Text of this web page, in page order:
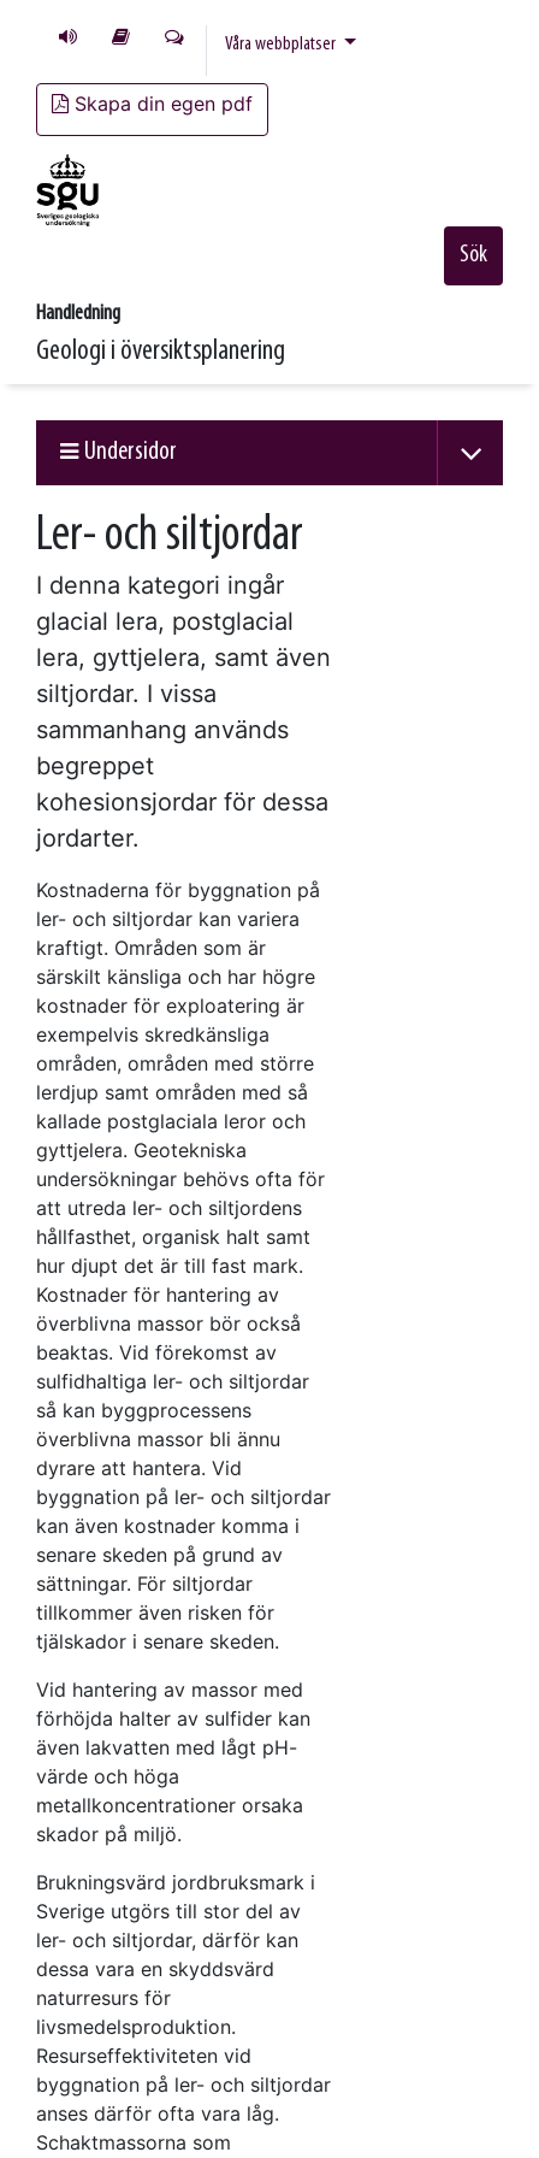
Våra webbplatser
Skapa din egen pdf
Handledning
Geologi i översikts­planering
Sök
Undersidor
Ler- och siltjordar
I denna kategori ingår
glacial lera, postglacial
lera, gyttjelera, samt även
siltjordar. I vissa
sammanhang används
begreppet
kohesionsjordar för dessa
jordarter.
Kostnaderna för byggnation på
ler- och siltjordar kan variera
kraftigt. Områden som är
särskilt känsliga och har högre
kostnader för exploatering är
exempelvis skredkänsliga
områden, områden med större
lerdjup samt områden med så
kallade postglaciala leror och
gyttjelera. Geotekniska
undersökningar behövs ofta för
att utreda ler- och siltjordens
hållfasthet, organisk halt samt
hur djupt det är till fast mark.
Kostnader för hantering av
överblivna massor bör också
beaktas. Vid förekomst av
sulfidhaltiga ler- och siltjordar
så kan byggprocessens
överblivna massor bli ännu
dyrare att hantera. Vid
byggnation på ler- och siltjordar
kan även kostnader komma i
senare skeden på grund av
sättningar. För siltjordar
tillkommer även risken för
tjälskador i senare skeden.
Vid hantering av massor med
förhöjda halter av sulfider kan
även lakvatten med lågt pH-
värde och höga
metallkoncentrationer orsaka
skador på miljö.
Brukningsvärd jordbruksmark i
Sverige utgörs till stor del av
ler- och siltjordar, därför kan
dessa vara en skyddsvärd
naturresurs för
livsmedelsproduktion.
Resurseffektiviteten vid
byggnation på ler- och siltjordar
anses därför ofta vara låg.
Schaktmassorna som